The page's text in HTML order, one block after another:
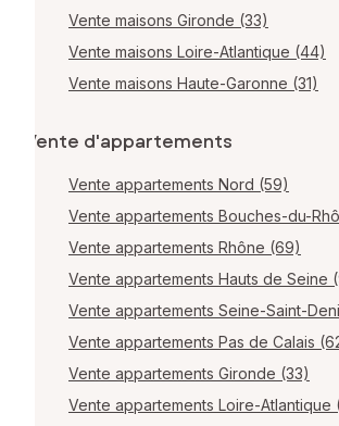
Vente maisons Gironde (33)
Vente maisons Loire-Atlantique (44)
Vente maisons Haute-Garonne (31)
Vente d'appartements
Vente appartements Nord (59)
Vente appartements Bouches-du-
Vente appartements Rhône (69)
Vente appartements Hauts de Seine
Vente appartements Seine-Saint-
Vente appartements Pas de Calais
Vente appartements Gironde (33)
Vente appartements Loire-Atlantique